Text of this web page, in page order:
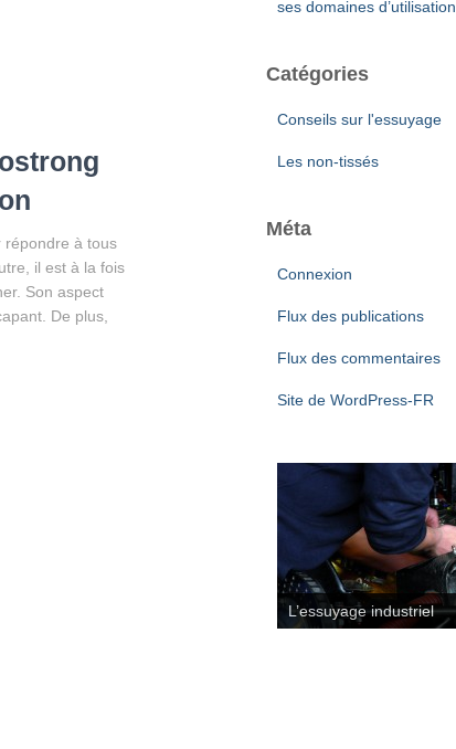
répondre à tous
il est à la fois
Son aspect
De plus,
ses domaines d’utilisation
Catégories
Conseils sur l'essuyage
Les non-tissés
Méta
Connexion
Flux des publications
Flux des commentaires
Site de WordPress-FR
L’essuyage industriel